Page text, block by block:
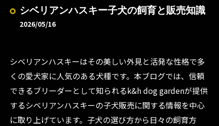
シベリアンハスキー子犬の飼育と販売知識
2026/05/16
シベリアンハスキーはその美しい外見と活発な性格で多
くの愛犬家に人気のある犬種です。本ブログでは、信頼
できるブリーダーとして知られるk&h dog gardenが提供
するシベリアンハスキーの子犬販売に関する情報を中心
に取り上げています。子犬の選び方から日々の飼育方